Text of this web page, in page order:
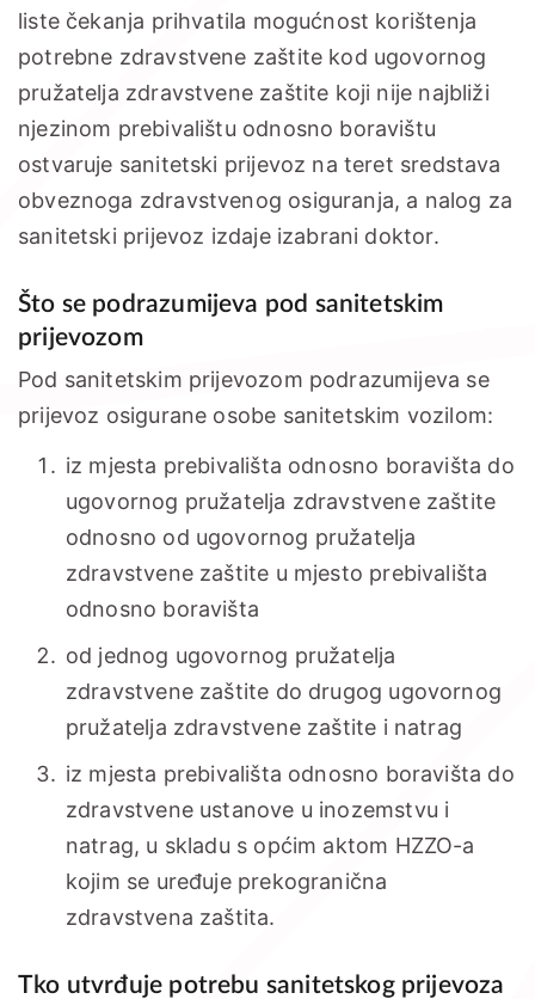
liste čekanja prihvatila mogućnost korištenja
potrebne zdravstvene zaštite kod ugovornog
pružatelja zdravstvene zaštite koji nije najbliži
njezinom prebivalištu odnosno boravištu
ostvaruje sanitetski prijevoz na teret sredstava
obveznoga zdravstvenog osiguranja, a nalog za
sanitetski prijevoz izdaje izabrani doktor.
Što se podrazumijeva pod sanitetskim
prijevozom
Pod sanitetskim prijevozom podrazumijeva se
prijevoz osigurane osobe sanitetskim vozilom:
iz mjesta prebivališta odnosno boravišta do
ugovornog pružatelja zdravstvene zaštite
odnosno od ugovornog pružatelja
zdravstvene zaštite u mjesto prebivališta
odnosno boravišta
od jednog ugovornog pružatelja
zdravstvene zaštite do drugog ugovornog
pružatelja zdravstvene zaštite i natrag
iz mjesta prebivališta odnosno boravišta do
zdravstvene ustanove u inozemstvu i
natrag, u skladu s općim aktom HZZO-a
kojim se uređuje prekogranična
zdravstvena zaštita.
Tko utvrđuje potrebu sanitetskog prijevoza